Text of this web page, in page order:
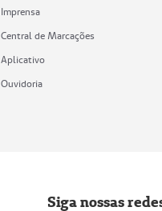
Imprensa
Central de Marcações
Aplicativo
Ouvidoria
Siga nossas